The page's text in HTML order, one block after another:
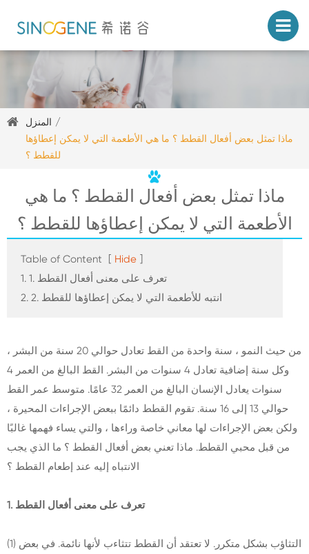
المنزل
ماذا تمثل بعض أفعال القطط ؟ ما هي الأطعمة التي لا يمكن إعطاؤها
للقطط ؟
ماذا تمثل بعض أفعال القطط ؟ ما هي
الأطعمة التي لا يمكن إعطاؤها للقطط ؟
Table of Content [ Hide ]
1. 1. تعرف على معنى أفعال القطط
2. 2. انتبه للأطعمة التي لا يمكن إعطاؤها للقطط
من حيث النمو ، سنة واحدة من القط تعادل حوالي 20 سنة من البشر ،
وكل سنة إضافية تعادل 4 سنوات من البشر. القط البالغ من العمر 4
سنوات يعادل الإنسان البالغ من العمر 32 عامًا. متوسط عمر القط
حوالي 13 إلى 16 سنة. تقوم القطط دائمًا ببعض الإجراءات المحيرة ،
ولكن بعض الإجراءات لها معاني خاصة وراءها ، والتي يساء فهمها غالبًا
من قبل محبي القطط. ماذا تعني بعض أفعال القطط ؟ ما الذي يجب
الانتباه إليه عند إطعام القطط ؟
1. تعرف على معنى أفعال القطط
(1) التثاؤب بشكل متكرر. لا تعتقد أن القطط تتثاءب لأنها نائمة. في بعض